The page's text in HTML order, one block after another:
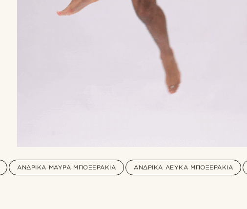
ΑΝΔΡΙΚΆ ΜΑΎΡΑ ΜΠΟΞΕΡΆΚΙΑ ΑΝΔΡΙΚΆ ΛΕΥΚΆ ΜΠΟΞΕΡΆΚΙΑ